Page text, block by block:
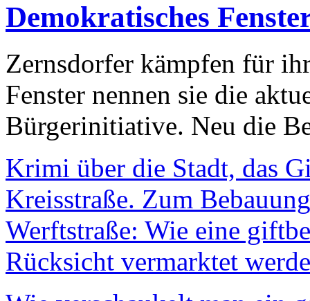
Demokratisches
Zernsdorfer kämpfen für
Fenster nennen sie die
Bürgerinitiative. Neu die
Krimi über die Stadt, das
Kreisstraße. Zum
Werftstraße: Wie eine
Rücksicht vermarktet